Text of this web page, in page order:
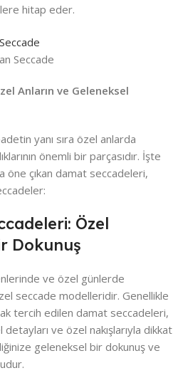
hitap eder.
Seccade
Anların ve Geleneksel
yanı sıra özel anlarda
önemli bir parçasıdır. İşte
öne çıkan damat seccadeleri,
Özel
Dokunuş
ve özel günlerde
seccade modelleridir. Genellikle
tercih edilen damat seccadeleri,
ve özel nakışlarıyla dikkat
geleneksel bir dokunuş ve